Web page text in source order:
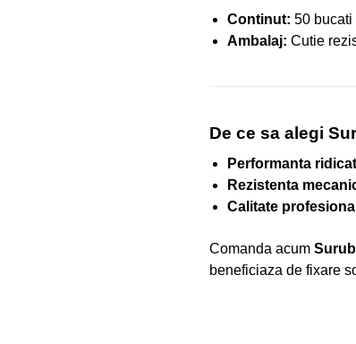
Continut: 50 bucati
Ambalaj: Cutie
De ce sa alegi
Performanta
Rezistenta
Calitate
Comanda acum
beneficiaza de fixare